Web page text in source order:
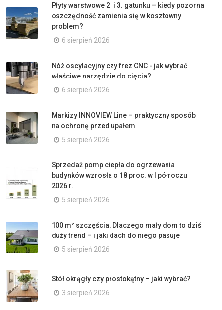
Płyty warstwowe 2. i 3. gatunku – kiedy pozorna
oszczędność zamienia się w kosztowny
problem?
6 sierpień 2026
Nóż oscylacyjny czy frez CNC - jak wybrać
właściwe narzędzie do cięcia?
6 sierpień 2026
Markizy INNOVIEW Line – praktyczny sposób
na ochronę przed upałem
5 sierpień 2026
Sprzedaż pomp ciepła do ogrzewania
budynków wzrosła o 18 proc. w I półroczu
2026 r.
5 sierpień 2026
100 m² szczęścia. Dlaczego mały dom to dziś
duży trend – i jaki dach do niego pasuje
5 sierpień 2026
Stół okrągły czy prostokątny – jaki wybrać?
3 sierpień 2026